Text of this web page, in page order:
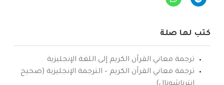
كتب لها صلة
ترجمة معاني القرآن الكريم إلى اللغة الإنجليزية
ترجمة معاني القرآن الكريم – الترجمة الإنجليزية (صحيح